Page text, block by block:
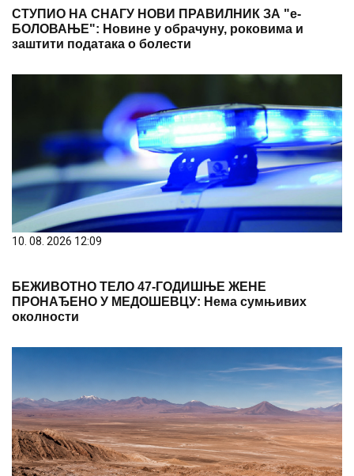
СТУПИО НА СНАГУ НОВИ ПРАВИЛНИК ЗА "е-
БОЛОВАЊЕ": Новине у обрачуну, роковима и
заштити података о болести
10. 08. 2026 12:09
БЕЖИВОТНО ТЕЛО 47-ГОДИШЊЕ ЖЕНЕ
ПРОНАЂЕНО У МЕДОШЕВЦУ: Нема сумњивих
околности